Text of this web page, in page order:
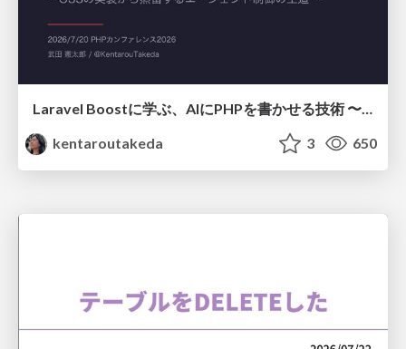
kentaroutakeda
3 650